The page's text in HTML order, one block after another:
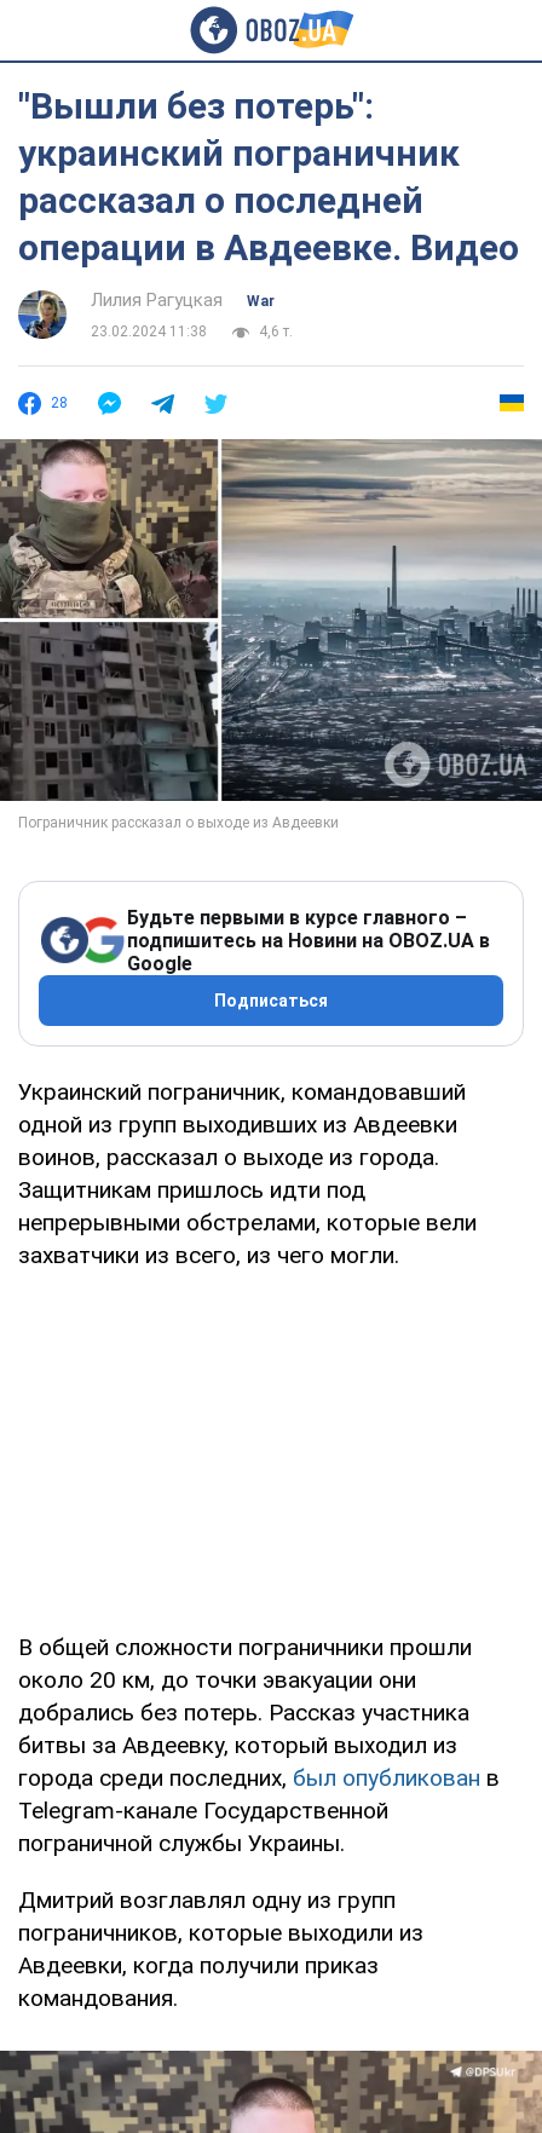
"Вышли без потерь":
украинский пограничник
рассказал о последней
операции в Авдеевке. Видео
Лилия Рагуцкая
War
23.02.2024 11:38
4,6 т.
28
Будьте первыми в курсе главного –
подпишитесь на Новини на OBOZ.UA в
Google
Подписаться
Украинский пограничник, командовавший
одной из групп выходивших из Авдеевки
воинов, рассказал о выходе из города.
Защитникам пришлось идти под
непрерывными обстрелами, которые вели
захватчики из всего, из чего могли.
В общей сложности пограничники прошли
около 20 км, до точки эвакуации они
добрались без потерь. Рассказ участника
битвы за Авдеевку, который выходил из
города среди последних, был опубликован в
Telegram-канале Государственной
пограничной службы Украины.
Дмитрий возглавлял одну из групп
пограничников, которые выходили из
Авдеевки, когда получили приказ
командования.